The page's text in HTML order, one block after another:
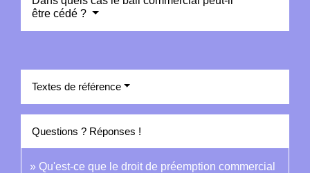
être cédé ?
Textes de référence
Questions ? Réponses !
Qu'est-ce que le droit de préemption commercial